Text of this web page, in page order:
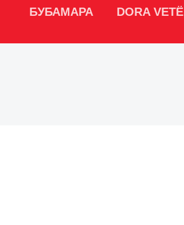
БУБАМАРА DORA VETË